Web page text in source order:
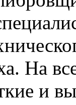
На
и